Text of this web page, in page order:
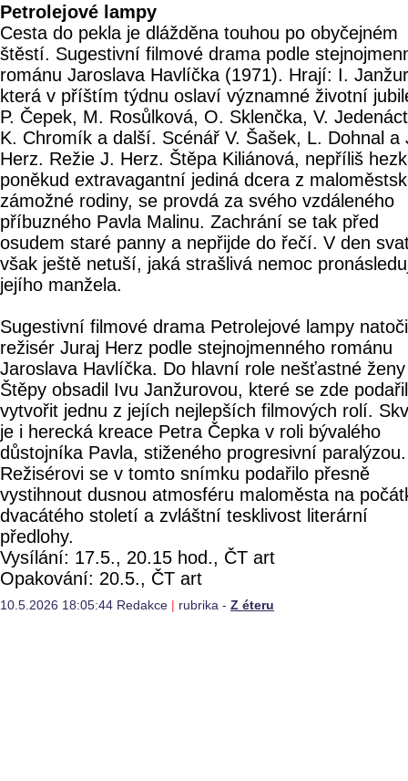
Petrolejové lampy
Cesta do pekla je dlážděna touhou po obyčejném
štěstí. Sugestivní filmové drama podle
románu Jaroslava Havlíčka (1971). Hrají: I.
která v příštím týdnu oslaví významné životní
P. Čepek, M. Rosůlková, O. Sklenčka, V.
K. Chromík a další. Scénář V. Šašek, L. Dohnal a
Herz. Režie J. Herz. Štěpa Kiliánová, nepříliš
poněkud extravagantní jediná dcera z
zámožné rodiny, se provdá za svého vzdáleného
příbuzného Pavla Malinu. Zachrání se tak před
osudem staré panny a nepřijde do řečí. V den
však ještě netuší, jaká strašlivá nemoc
jejího manžela.
Sugestivní filmové drama Petrolejové lampy
režisér Juraj Herz podle stejnojmenného románu
Jaroslava Havlíčka. Do hlavní role nešťastné ženy
Štěpy obsadil Ivu Janžurovou, které se zde
vytvořit jednu z jejích nejlepších filmových rolí.
je i herecká kreace Petra Čepka v roli bývalého
důstojníka Pavla, stiženého progresivní paralýzou.
Režisérovi se v tomto snímku podařilo přesně
vystihnout dusnou atmosféru maloměsta na
dvacátého století a zvláštní tesklivost literární
předlohy.
Vysílání: 17.5., 20.15 hod., ČT art
Opakování: 20.5., ČT art
10.5.2026 18:05:44 Redakce | rubrika - Z éteru